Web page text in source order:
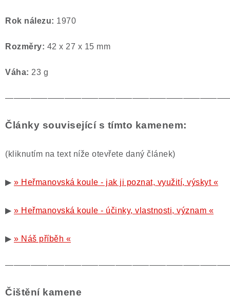
Rok nálezu: 1970
Rozměry: 42 x 27 x 15 mm
Váha: 23 g
Články související s tímto kamenem:
(kliknutím na text níže otevřete daný článek)
▶ » Heřmanovská koule - jak ji poznat, využití, výskyt «
▶ » Heřmanovská koule - účinky, vlastnosti, význam «
▶ » Náš příběh «
Čištění kamene